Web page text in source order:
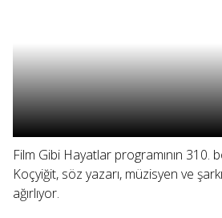
Film Gibi Hayatlar programının 310.
Koçyiğit, söz yazarı, müzisyen ve
ağırlıyor.